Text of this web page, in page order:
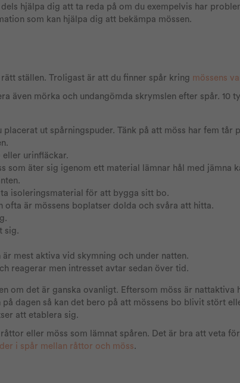
hjälpa dig att ta reda på om du exempelvis har
som kan hjälpa dig att bekämpa mössen.
ställen. Troligast är att du finner spår kring mössens
även mörka och undangömda skrymslen efter spår. 10
placerat ut spårningspuder. Tänk på att möss har fem tår
eller urinfläckar.
som äter sig igenom ett material lämnar hål med jämna
isoleringsmaterial för att bygga sitt bo.
ofta är mössens boplatser dolda och svåra att hitta.
sig.
mest aktiva vid skymning och under natten.
reagerar men intresset avtar sedan över tid.
om det är ganska ovanligt. Eftersom möss är nattaktiva
på dagen så kan det bero på att mössens bo blivit stört
att etablera sig.
eller möss som lämnat spåren. Det är bra att veta
i spår mellan råttor och möss.